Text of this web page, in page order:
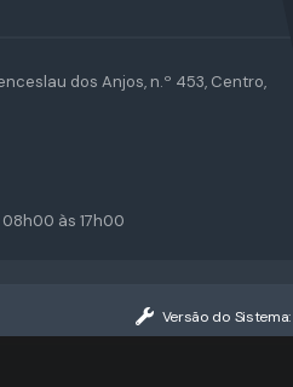
dos Anjos, n.º 453, Centro,
às 17h00
Versão do Sistema: